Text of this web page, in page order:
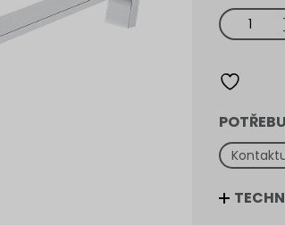
Držák
na
ručníky,
množství